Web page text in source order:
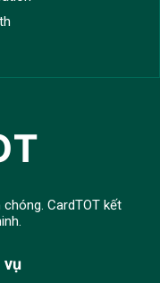
CardTOT kết
vụ